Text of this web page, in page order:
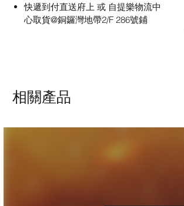
快遞到付直送府上 或 自提樂物流中
心取貨@銅鑼灣地帶2/F 286號鋪
相關產品